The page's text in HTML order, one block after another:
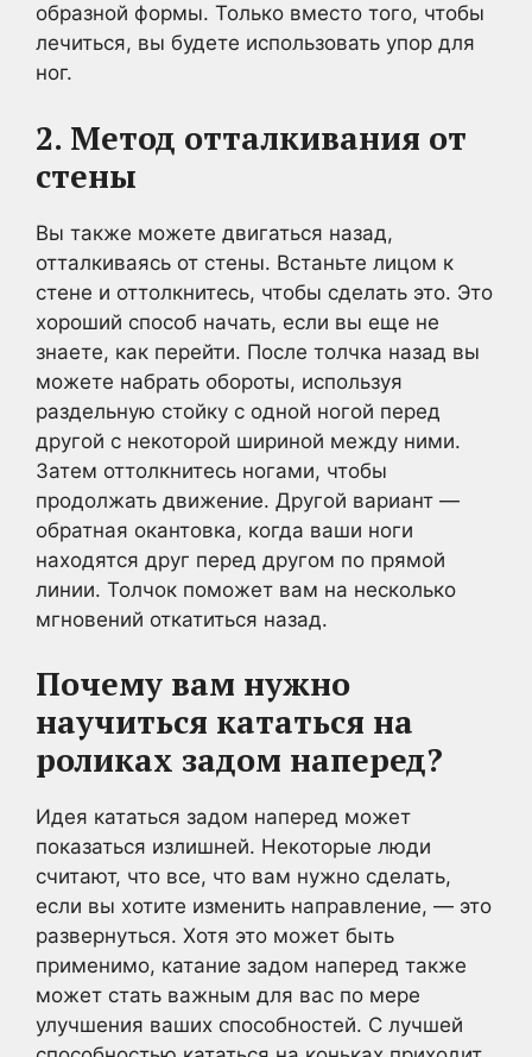
образной формы. Только вместо того, чтобы
лечиться, вы будете использовать упор для
ног.
2. Метод отталкивания от
стены
Вы также можете двигаться назад,
отталкиваясь от стены. Встаньте лицом к
стене и оттолкнитесь, чтобы сделать это. Это
хороший способ начать, если вы еще не
знаете, как перейти. После толчка назад вы
можете набрать обороты, используя
раздельную стойку с одной ногой перед
другой с некоторой шириной между ними.
Затем оттолкнитесь ногами, чтобы
продолжать движение. Другой вариант —
обратная окантовка, когда ваши ноги
находятся друг перед другом по прямой
линии. Толчок поможет вам на несколько
мгновений откатиться назад.
Почему вам нужно
научиться кататься на
роликах задом наперед?
Идея кататься задом наперед может
показаться излишней. Некоторые люди
считают, что все, что вам нужно сделать,
если вы хотите изменить направление, — это
развернуться. Хотя это может быть
применимо, катание задом наперед также
может стать важным для вас по мере
улучшения ваших способностей. С лучшей